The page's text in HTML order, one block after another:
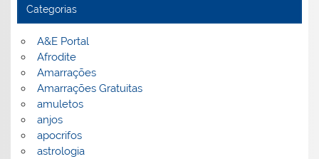
Categorias
A&E Portal
Afrodite
Amarrações
Amarrações Gratuitas
amuletos
anjos
apocrifos
astrologia